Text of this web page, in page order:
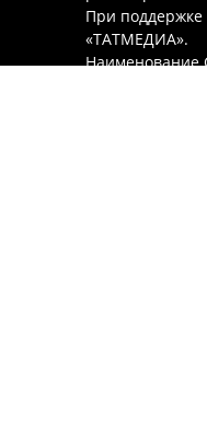
При поддержке
«ТАТМЕДИА».